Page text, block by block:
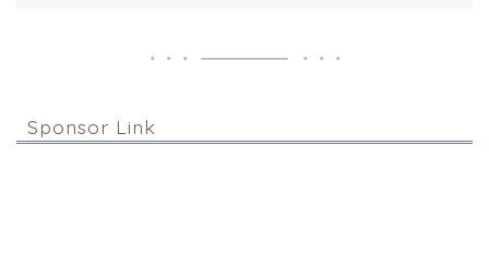
Sponsor Link